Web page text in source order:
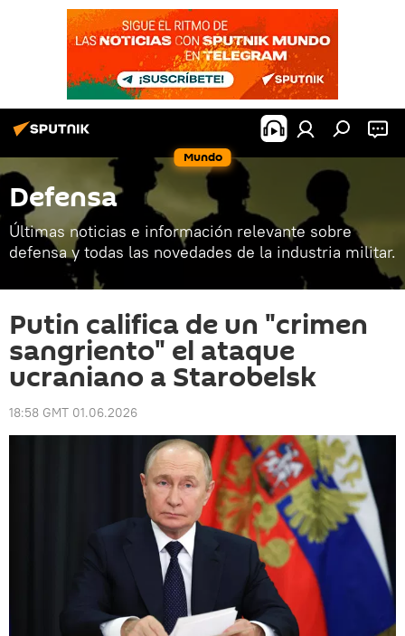
Mundo
Defensa
Últimas noticias e información relevante sobre
defensa y todas las novedades de la industria militar.
Putin califica de un "crimen
sangriento" el ataque
ucraniano a Starobelsk
18:58 GMT 01.06.2026